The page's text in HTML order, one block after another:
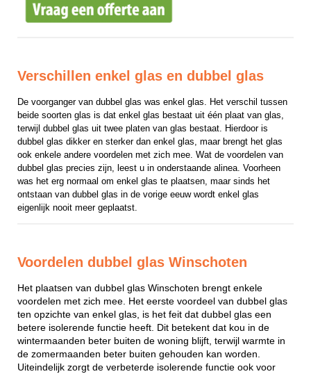
Verschillen enkel glas en dubbel glas
De voorganger van dubbel glas was enkel glas. Het verschil tussen
beide soorten glas is dat enkel glas bestaat uit één plaat van glas,
terwijl dubbel glas uit twee platen van glas bestaat. Hierdoor is
dubbel glas dikker en sterker dan enkel glas, maar brengt het glas
ook enkele andere voordelen met zich mee. Wat de voordelen van
dubbel glas precies zijn, leest u in onderstaande alinea. Voorheen
was het erg normaal om enkel glas te plaatsen, maar sinds het
ontstaan van dubbel glas in de vorige eeuw wordt enkel glas
eigenlijk nooit meer geplaatst.
Voordelen dubbel glas Winschoten
Het plaatsen van dubbel glas Winschoten brengt enkele
voordelen met zich mee. Het eerste voordeel van dubbel glas
ten opzichte van enkel glas, is het feit dat dubbel glas een
betere isolerende functie heeft. Dit betekent dat kou in de
wintermaanden beter buiten de woning blijft, terwijl warmte in
de zomermaanden beter buiten gehouden kan worden.
Uiteindelijk zorgt de verbeterde isolerende functie ook voor